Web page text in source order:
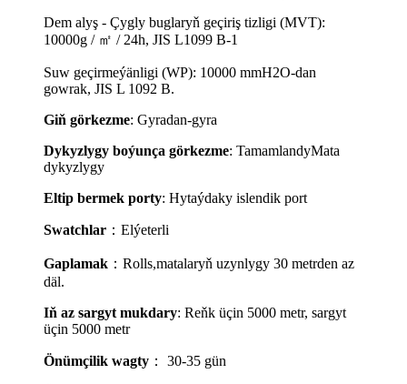
Dem alyş - Çygly buglaryň geçiriş tizligi (MVT):
10000g / ㎡ / 24h, JIS L1099 B-1
Suw geçirmeýänligi (WP): 10000 mmH2O-dan
gowrak, JIS L 1092 B.
Giň görkezme: Gyradan-gyra
Dykyzlygy boýunça görkezme: TamamlandyMata
dykyzlygy
Eltip bermek porty: Hytaýdaky islendik port
Swatchlar ： Elýeterli
Gaplamak ： Rolls,matalaryň uzynlygy 30 metrden az
däl.
Iň az sargyt mukdary: Reňk üçin 5000 metr, sargyt
üçin 5000 metr
Önümçilik wagty ： 30-35 gün